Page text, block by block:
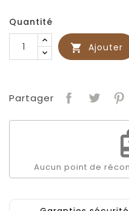
Quantité
 Ajouter
Partager
Aucun point de